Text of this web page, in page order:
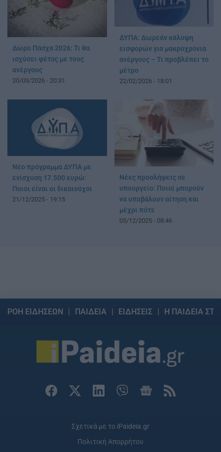
Δώρο Πάσχα 2026: Τι θα
ισχύσει φέτος με τους
ανέργους
20/03/2026 - 20:31
ΔΥΠΑ: Δωρεάν κάλυψη
εισφορών για μακροχρόνια
ανέργους – Τι προβλέπει το
μέτρο
22/02/2026 - 18:01
Νέο πρόγραμμα ΔΥΠΑ με
ενίσχυση 17.500 ευρώ:
Ποιοι είναι οι δικαιούχοι
21/12/2025 - 19:15
Νέες προσλήψεις σε
υπουργείο: Ποιοί μπορούν
να υποβάλουν αίτηση και
μέχρι πότε
05/12/2025 - 08:46
ΡΟΗ ΕΙΔΗΣΕΩΝ ΠΑΙΔΕΙΑ ΕΙΔΗΣΕΙΣ Η ΠΑΙΔΕΙΑ
Σχετικά με το iPaideia.gr
Πολιτική Απορρήτου